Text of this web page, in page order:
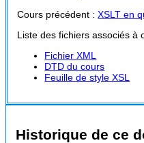
Cours précédent :XSLT en
Liste des fichiers associés à
Fichier XML
DTD du cours
Feuille de style XSL
Historique de ce